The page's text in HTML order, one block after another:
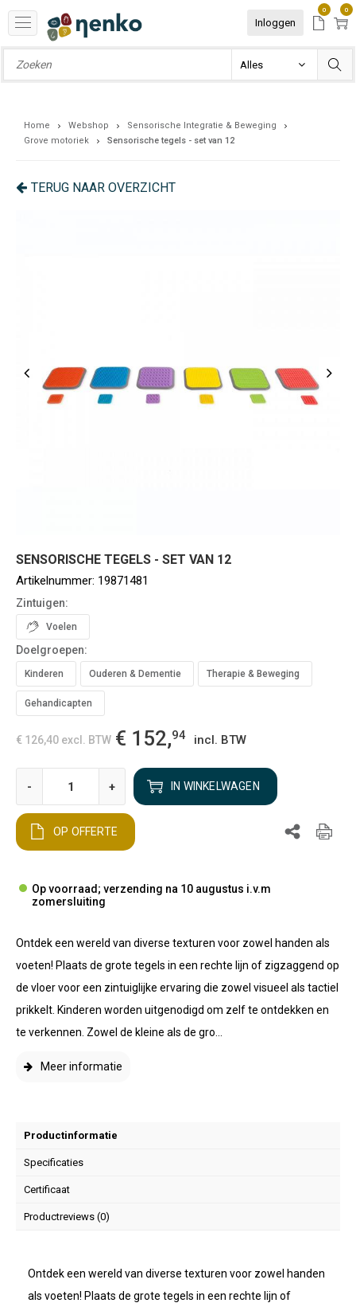
Inloggen
0 0
Home Webshop
Sensorische Integratie & Beweging
Grove motoriek
Sensorische tegels - set van 12
TERUG NAAR OVERZICHT
SENSORISCHE TEGELS - SET VAN 12
Artikelnummer: 19871481
Zintuigen:
Voelen
Doelgroepen:
Kinderen Ouderen & Dementie Therapie & Beweging
Gehandicapten
€ 126,40 excl. BTW € 152,94 incl. BTW
- + IN WINKELWAGEN
OP OFFERTE
Op voorraad; verzending na 10 augustus i.v.m
zomersluiting
Ontdek een wereld van diverse texturen voor zowel handen als
voeten! Plaats de grote tegels in een rechte lijn of zigzaggend op
de vloer voor een zintuiglijke ervaring die zowel visueel als tactiel
prikkelt. Kinderen worden uitgenodigd om zelf te ontdekken en
te verkennen. Zowel de kleine als de gro...
Meer informatie
Productinformatie
Specificaties
Certificaat
Productreviews (0)
Ontdek een wereld van diverse texturen voor zowel handen
als voeten! Plaats de grote tegels in een rechte lijn of